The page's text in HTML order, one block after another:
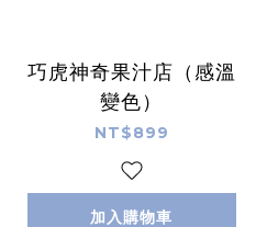
巧虎神奇果汁店（感溫
變色）
NT$899
加入購物車